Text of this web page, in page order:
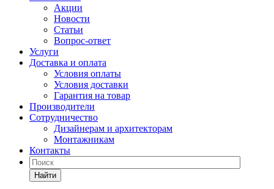
Акции
Новости
Статьи
Вопрос-ответ
Услуги
Доставка и оплата
Условия оплаты
Условия доставки
Гарантия на товар
Производители
Сотрудничество
Дизайнерам и архитекторам
Монтажникам
Контакты
Найти